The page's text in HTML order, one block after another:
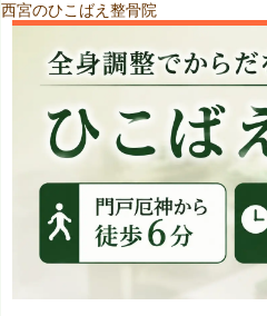
西宮のひこばえ整骨院